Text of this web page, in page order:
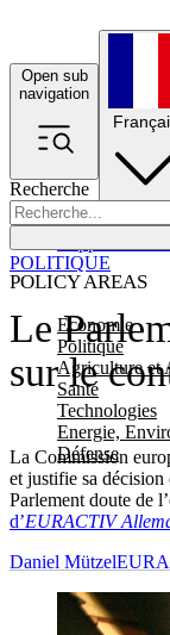
Open sub
navigation
Recherche
POLICY AREAS
Economie
Politique
Agriculture et
Santé
Technologies
Energie,
Défense
Le
sur le
La Commission
et justifie sa décision
Parlement doute de
d’EURACTIV
POLITIQUE
Daniel Mützel